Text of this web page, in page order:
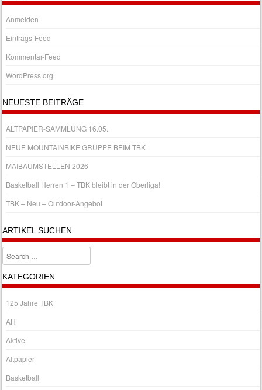
Anmelden
Eintrags-Feed
Kommentar-Feed
WordPress.org
NEUESTE BEITRÄGE
ALTPAPIER-SAMMLUNG 16.05.
NEUE MOUNTAINBIKE GRUPPE BEIM TBK
MAIBAUMSTELLEN 2026
Basketball Herren 1 – TBK bleibt in der Oberliga!
TBK – Neu – Outdoor-Angebot
ARTIKEL SUCHEN
Search
KATEGORIEN
125 Jahre TBK
AH
Aktive
Altpapier
Basketball